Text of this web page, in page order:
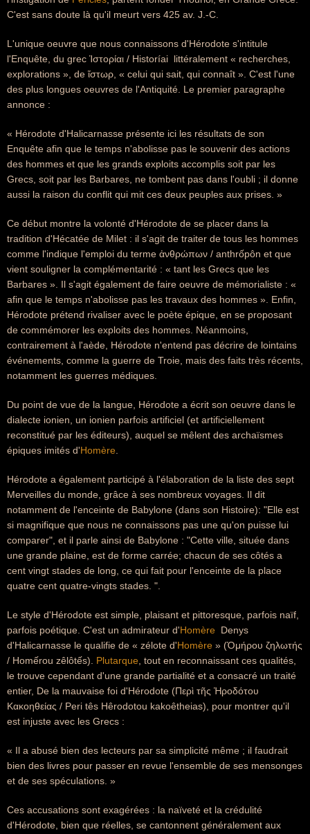
C'est sans doute là qu'il meurt vers 425 av. J.-C.
L'unique oeuvre que nous connaissons d'Hérodote s'intitule
l'Enquête, du grec Ἱστορίαι / Historíai  littéralement « recherches,
explorations », de ἵστωρ, « celui qui sait, qui connaît ». C'est l'une
des plus longues oeuvres de l'Antiquité. Le premier paragraphe
annonce :
« Hérodote d'Halicarnasse présente ici les résultats de son
Enquête afin que le temps n'abolisse pas le souvenir des actions
des hommes et que les grands exploits accomplis soit par les
Grecs, soit par les Barbares, ne tombent pas dans l'oubli ; il donne
aussi la raison du conflit qui mit ces deux peuples aux prises. »
Ce début montre la volonté d'Hérodote de se placer dans la
tradition d'Hécatée de Milet : il s'agit de traiter de tous les hommes
comme l'indique l'emploi du terme ἀνθρώπων / anthrốpôn et que
vient souligner la complémentarité : « tant les Grecs que les
Barbares ». Il s'agit également de faire oeuvre de mémorialiste : «
afin que le temps n'abolisse pas les travaux des hommes ». Enfin,
Hérodote prétend rivaliser avec le poète épique, en se proposant
de commémorer les exploits des hommes. Néanmoins,
contrairement à l'aède, Hérodote n'entend pas décrire de lointains
événements, comme la guerre de Troie, mais des faits très récents,
notamment les guerres médiques.
Du point de vue de la langue, Hérodote a écrit son oeuvre dans le
dialecte ionien, un ionien parfois artificiel (et artificiellement
reconstitué par les éditeurs), auquel se mêlent des archaïsmes
épiques imités d'Homère
Hérodote a également participé à l'élaboration de la liste des sept
Merveilles du monde, grâce à ses nombreux voyages. Il dit
notamment de l'enceinte de Babylone (dans son Histoire): "Elle est
si magnifique que nous ne connaissons pas une qu'on puisse lui
comparer", et il parle ainsi de Babylone : "Cette ville, située dans
une grande plaine, est de forme carrée; chacun de ses côtés a
cent vingt stades de long, ce qui fait pour l'enceinte de la place
quatre cent quatre-vingts stades. ".
Le style d'Hérodote est simple, plaisant et pittoresque, parfois naïf,
parfois poétique. C'est un admirateur d'Homère  Denys
d'Halicarnasse le qualifie de « zélote d'Homère » (Ὁμήρου ζηλωτής
/ Homếrou zêlôtếs). Plutarque , tout en reconnaissant ces qualités,
le trouve cependant d'une grande partialité et a consacré un traité
entier, De la mauvaise foi d'Hérodote (Περὶ τῆς Ἡροδότου
Κακοηθείας / Peri tês Hêrodotou kakoêtheias), pour montrer qu'il
est injuste avec les Grecs :
« Il a abusé bien des lecteurs par sa simplicité même ; il faudrait
bien des livres pour passer en revue l'ensemble de ses mensonges
et de ses spéculations. »
Ces accusations sont exagérées : la naïveté et la crédulité
d'Hérodote, bien que réelles, se cantonnent généralement aux